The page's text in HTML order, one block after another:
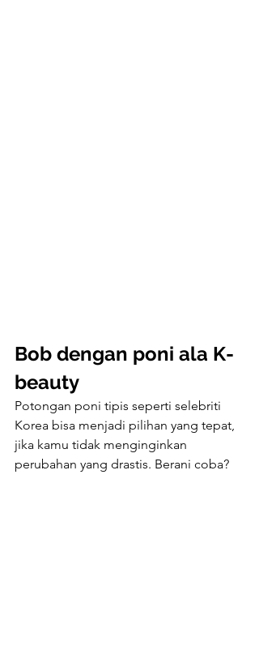
Bob dengan poni ala K-
beauty
Potongan poni tipis seperti selebriti
Korea bisa menjadi pilihan yang tepat,
jika kamu tidak menginginkan
perubahan yang drastis. Berani coba?